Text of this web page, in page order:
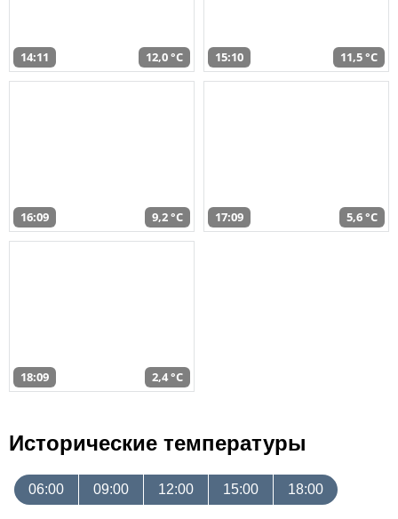
14:11 12,0 °C 15:10 11,5 °C
16:09 9,2 °C 17:09 5,6 °C
18:09 2,4 °C
Исторические температуры
06:00 09:00 12:00 15:00 18:00